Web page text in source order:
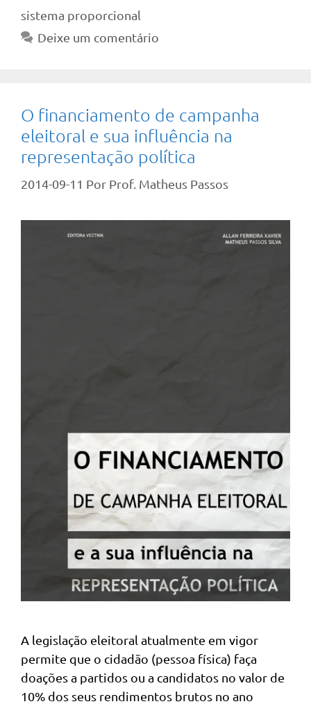
sistema proporcional
Deixe um comentário
O financiamento de campanha
eleitoral e sua influência na
representação política
2014-09-11 Por Prof. Matheus Passos
A legislação eleitoral atualmente em vigor
permite que o cidadão (pessoa física) faça
doações a partidos ou a candidatos no valor de
10% dos seus rendimentos brutos no ano